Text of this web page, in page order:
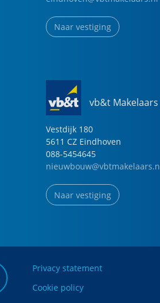
Naar vestiging
vb&t
Vestdijk 180
5611 CZ Eindhoven
088-5454645
Naar vestiging
Privacy statement
Cookie policy